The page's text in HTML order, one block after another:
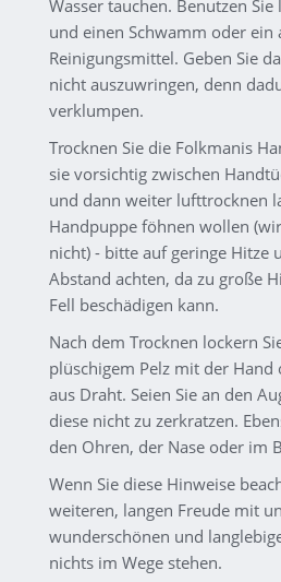
Wasser tauchen. Benutzen
und einen Schwamm oder ein
Reinigungsmittel. Geben Sie
nicht auszuwringen, denn
verklumpen.
Trocknen Sie die Folkmanis
sie vorsichtig zwischen
und dann weiter lufttrocknen
Handpuppe föhnen wollen
nicht) - bitte auf geringe Hitze
Abstand achten, da zu große
Fell beschädigen kann.
Nach dem Trocknen lockern
plüschigem Pelz mit der
aus Draht. Seien Sie an den
diese nicht zu zerkratzen.
den Ohren, der Nase oder im
Wenn Sie diese Hinweise
weiteren, langen Freude mit
wunderschönen und
nichts im Wege stehen.